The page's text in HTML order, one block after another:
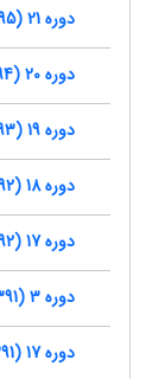
دوره 21 (1395)
دوره 20 (1394)
دوره 19 (1393)
دوره 18 (1392)
دوره 17 (1392)
دوره 3 (1391)
دوره 17 (1391)